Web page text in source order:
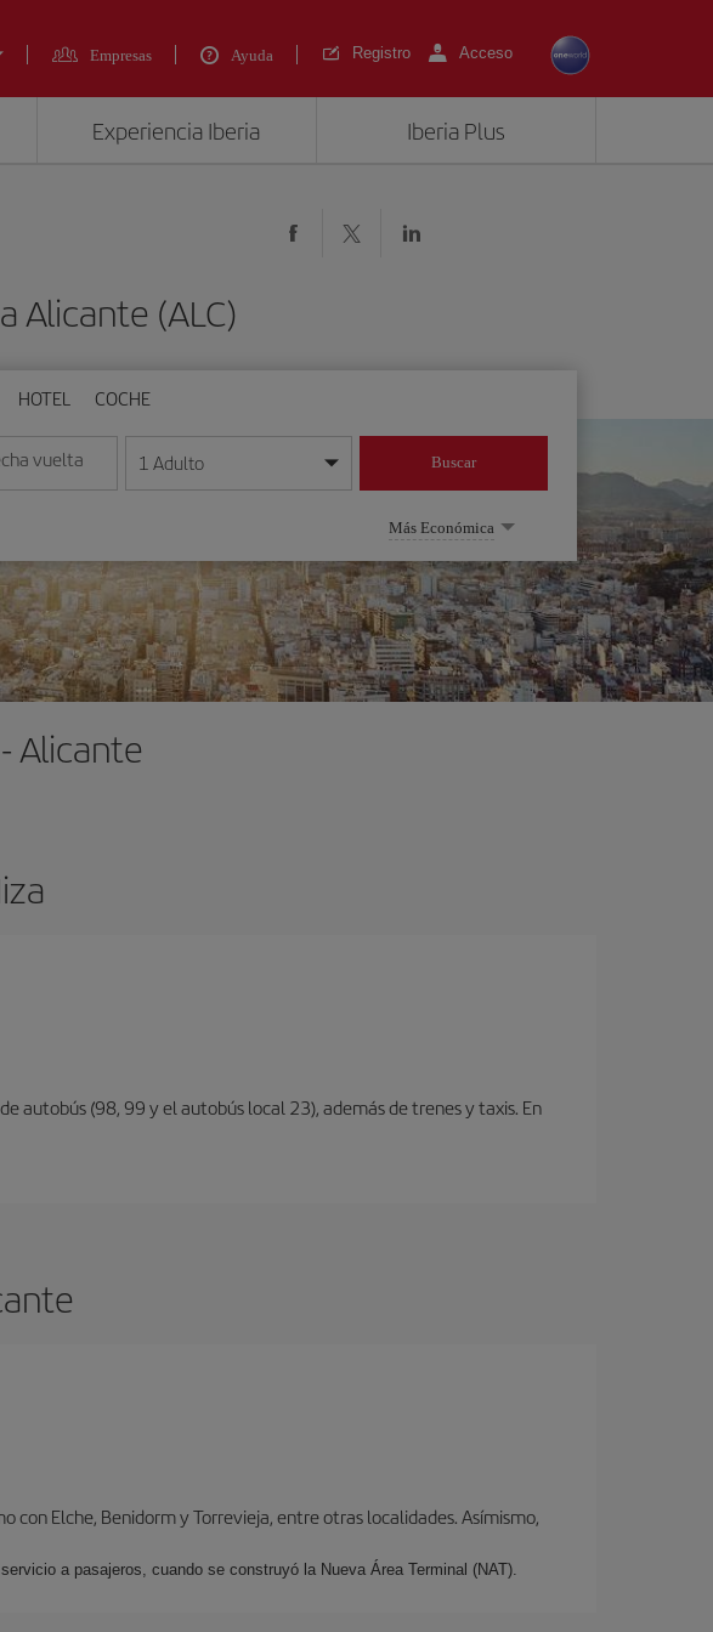
Empresas Ayuda Registro Acceso
Experiencia Iberia Iberia Plus
Alicante (ALC)
HOTEL COCHE
día/mes/año
vuelta
la fecha en formato día/mes/año
1 Adulto Buscar
Más Económica
Alicante
autobús (98, 99 y el autobús local 23), además de trenes y taxis. En
Elche, Benidorm y Torrevieja, entre otras localidades. Asímismo,
a pasajeros, cuando se construyó la Nueva Área Terminal (NAT).